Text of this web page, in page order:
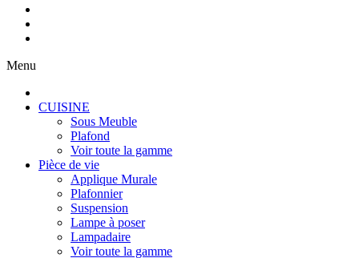
Menu
CUISINE
Sous Meuble
Plafond
Voir toute la gamme
Pièce de vie
Applique Murale
Plafonnier
Suspension
Lampe à poser
Lampadaire
Voir toute la gamme